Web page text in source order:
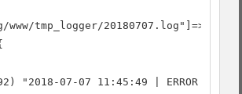
www/tmp_logger/20180707.log"]=>
"2018-07-07 11:45:49 | ERROR |